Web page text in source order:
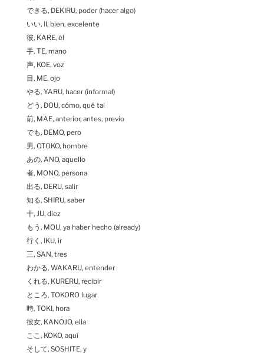
できる, DEKIRU, poder (hacer algo)
いい, II, bien, excelente
彼, KARE, él
手, TE, mano
声, KOE, voz
目, ME, ojo
やる, YARU, hacer (informal)
どう, DOU, cómo, qué tal
前, MAE, anterior, antes, previo
でも, DEMO, pero
男, OTOKO, hombre
あの, ANO, aquello
者, MONO, persona
出る, DERU, salir
知る, SHIRU, saber
十, JU, diez
もう, MOU, ya haber hecho (already)
行く, IKU, ir
三, SAN, tres
わかる, WAKARU, entender
くれる, KURERU, recibir
ところ, TOKORO lugar
時, TOKI, hora
彼女, KANOJO, ella
ここ, KOKO, aquí
そして, SOSHITE, y